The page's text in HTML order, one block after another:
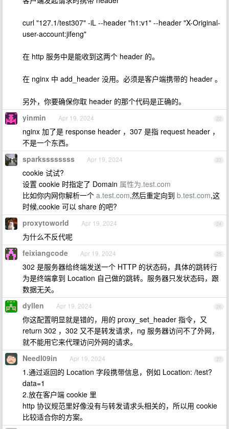
curl "127.1/test307" -iL --header "h1:v1" --header "X-Original-
user-account:jifeng"
在 http 服务中是能收到这两个 header 的。
在 nginx 中 add_header 没用。必须是客户端携带的 header 。
另外，你要确保你取 header 的那个代码是正确的。
22
yinmin Apr 19, 2024
nginx 加了是 response header ，307 是指 request header ，
不是一个东西。
23
sparkssssssss Apr 19, 2024
cookie 试试?
设置 cookie 时指定了 Domain 属性为.test.com
比如你内网你解析一个 a.test.com,然后重定向到 b.test.com,这
时候,cookie 可以 share 的吧?
24
proxytoworld Apr 19, 2024
为什么不反代呢
25
feixiangcode Apr 19, 2024
302 是服务器给终端发送一个 HTTP 的状态码，具体的跳转行
为是终端拿到 Location 自己做的跳转。服务器只发状态码，跟
数据无关。
26
dyllen Apr 19, 2024
你这配置明显就是错的，用的 proxy_set_header 指令，又
return 302 ，302 又不是转发请求，ng 服务器访问不了外网，
就不能用它来代理访问外网的请求。
27
NeedI09in Apr 19, 2024
1.通过返回的 Location 字段携带信息，例如 Location: /test?
data=1
2.放在客户端 cookie 里
http 协议规范里好像没有与转发请求头相关的，所以用 cookie
比较适合你的方案。